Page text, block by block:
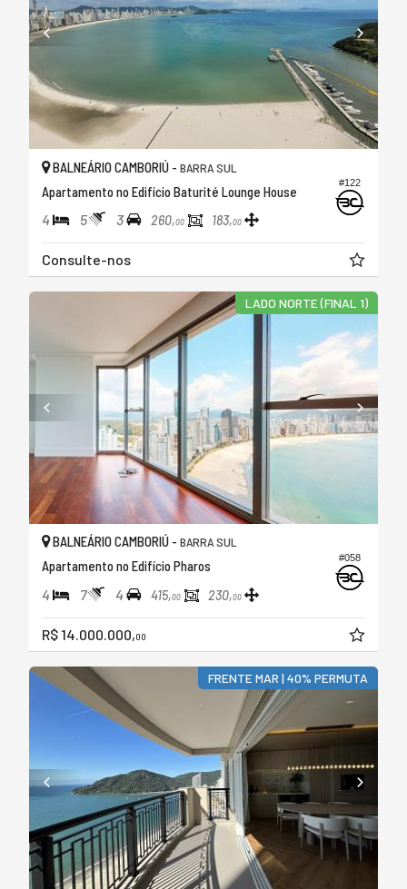
#122
BALNEÁRIO CAMBORIÚ - BARRA SUL
Apartamento no Edifício Baturité Lounge House
4 5 3 260,00 183,00
Consulte-nos
LADO NORTE (FINAL 1)
#058
BALNEÁRIO CAMBORIÚ - BARRA SUL
Apartamento no Edifício Pharos
4 7 4 415,00 230,00
R$ 14.000.000,00
FRENTE MAR | 40% PERMUTA